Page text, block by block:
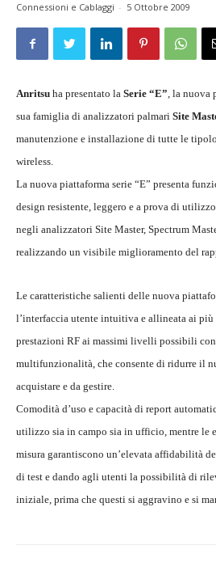
Connessioni e Cablaggi - 5 Ottobre 2009
Anritsu ha presentato la Serie “E”, la nuova
sua famiglia di analizzatori palmari Site
manutenzione e installazione di tutte le
wireless.
La nuova piattaforma serie “E” presenta
design resistente, leggero e a prova di
negli analizzatori Site Master, Spectrum
realizzando un visibile miglioramento del
Le caratteristiche salienti delle nuova
l’interfaccia utente intuitiva e allineata ai più
prestazioni RF ai massimi livelli possibili
multifunzionalità, che consente di ridurre il
acquistare e da gestire.
Comodità d’uso e capacità di report
utilizzo sia in campo sia in ufficio, mentre le
misura garantiscono un’elevata affidabilità
di test e dando agli utenti la possibilità di
iniziale, prima che questi si aggravino e si